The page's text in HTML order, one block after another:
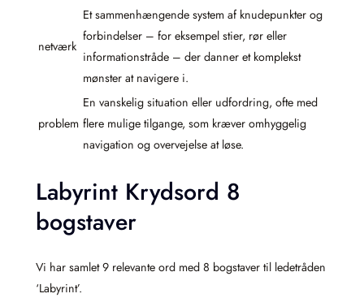
netværk
Et sammenhængende system af knudepunkter og
forbindelser – for eksempel stier, rør eller
informationstråde – der danner et komplekst
mønster at navigere i.
problem
En vanskelig situation eller udfordring, ofte med
flere mulige tilgange, som kræver omhyggelig
navigation og overvejelse at løse.
Labyrint Krydsord 8
bogstaver
Vi har samlet 9 relevante ord med 8 bogstaver til ledetråden
‘Labyrint’.